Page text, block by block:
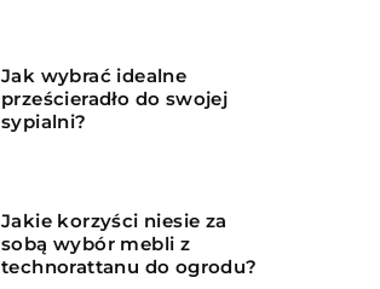
Jak wybrać idealne
prześcieradło do swojej
sypialni?
Jakie korzyści niesie za
sobą wybór mebli z
technorattanu do ogrodu?